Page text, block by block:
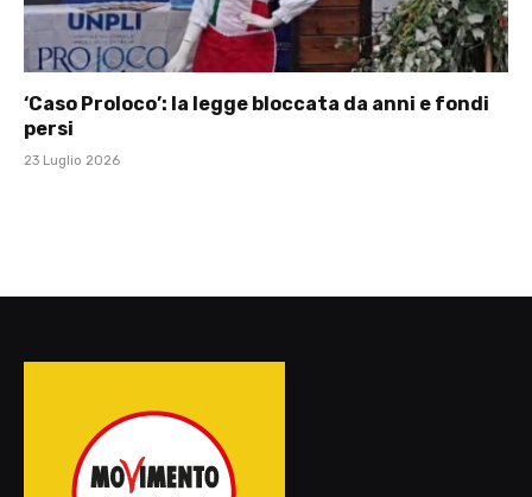
‘Caso Proloco’: la legge bloccata da anni e fondi
persi
23 Luglio 2026